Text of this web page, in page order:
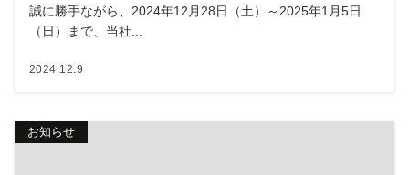
誠に勝手ながら、2024年12月28日（土）～2025年1月5日
（日）まで、当社...
2024.12.9
お知らせ